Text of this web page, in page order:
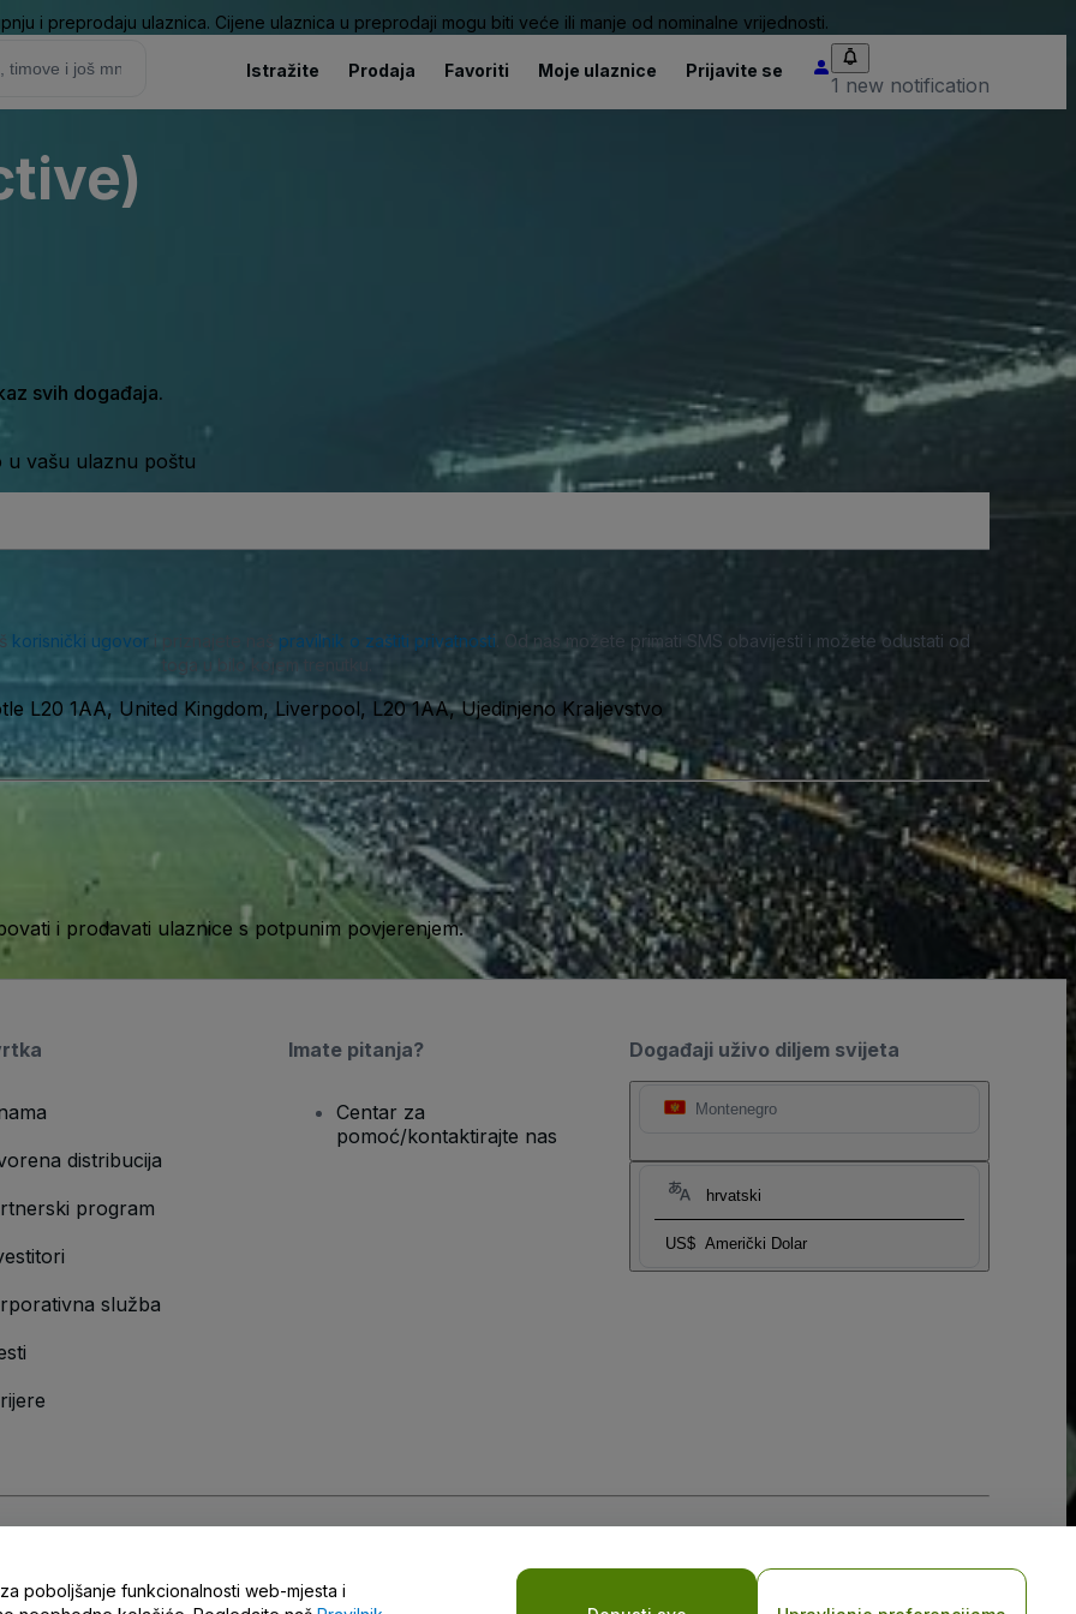
i preprodaju ulaznica. Cijene ulaznica u preprodaji mogu biti veće ili manje od nominalne vrijednosti.
Istražite Prodaja Favoriti Moje ulaznice Prijavite se
1 new notification
svih događaja.
u vašu ulaznu poštu
korisnički ugovor pravilnik o zaštiti privatnosti . Od nas možete primati SMS obavijesti i možete odustati od
toga u bilo kojem trenutku.
L20 1AA, United Kingdom, Liverpool, L20 1AA, Ujedinjeno Kraljevstvo
i prodavati ulaznice s potpunim povjerenjem.
Događaji uživo diljem svijeta
Montenegro
hrvatski
US$ Američki Dolar
distribucija
program
služba
Imate pitanja?
Centar za
pomoć/kontaktirajte nas
Pravilnik o zaštiti privatnosti za mobilne uređaje
poboljšanje funkcionalnosti web-mjesta i